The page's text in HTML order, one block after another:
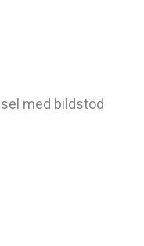
med bildstöd